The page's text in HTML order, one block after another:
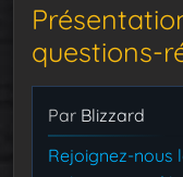
questions-
Par Blizzard
Rejoignez-nous